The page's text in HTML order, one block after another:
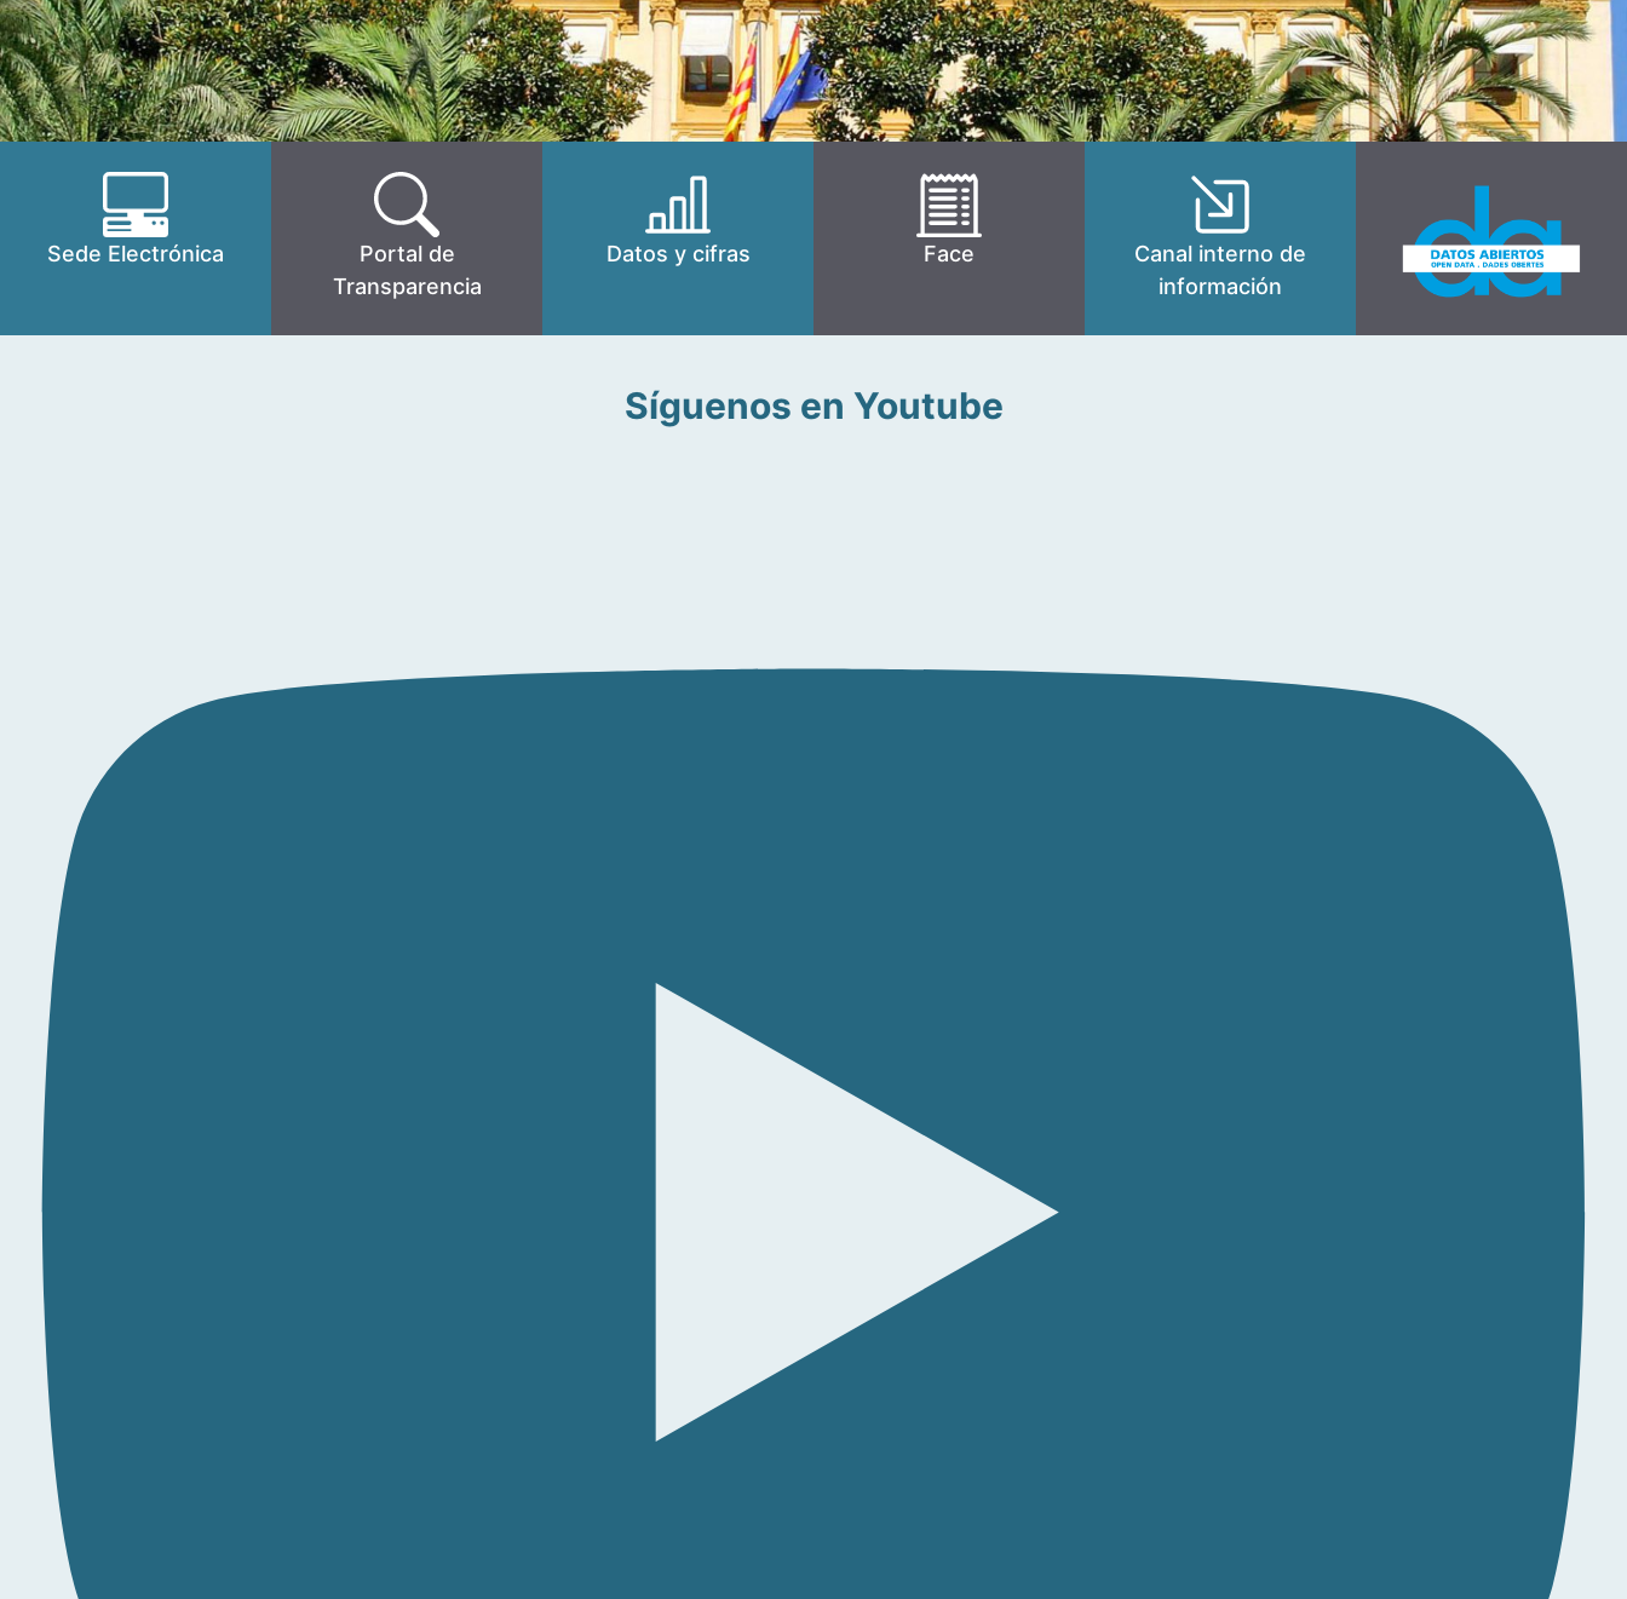
Sede Electrónica
Portal de
Transparencia
Datos y cifras Face
Canal interno de
información
Síguenos en Youtube